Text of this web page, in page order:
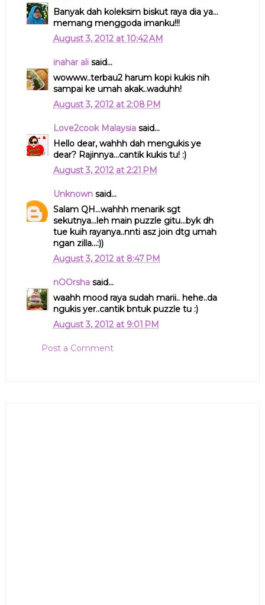
Banyak dah koleksim biskut raya dia ya...
memang menggoda imanku!!!
August 3, 2012 at 10:42 AM
inahar alisaid...
wowww..terbau2 harum kopi kukis nih
sampai ke umah akak..waduhh!
August 3, 2012 at 2:08 PM
Love2cook Malaysiasaid...
Hello dear, wahhh dah mengukis ye
dear? Rajinnya...cantik kukis tu! :)
August 3, 2012 at 2:21 PM
Unknownsaid...
Salam QH...wahhh menarik sgt
sekutnya...leh main puzzle gitu...byk dh
tue kuih rayanya..nnti asz join dtg umah
ngan zilla...:))
August 3, 2012 at 8:47 PM
nOOrshasaid...
waahh mood raya sudah marii.. hehe..da
ngukis yer..cantik bntuk puzzle tu :)
August 3, 2012 at 9:01 PM
Post a Comment